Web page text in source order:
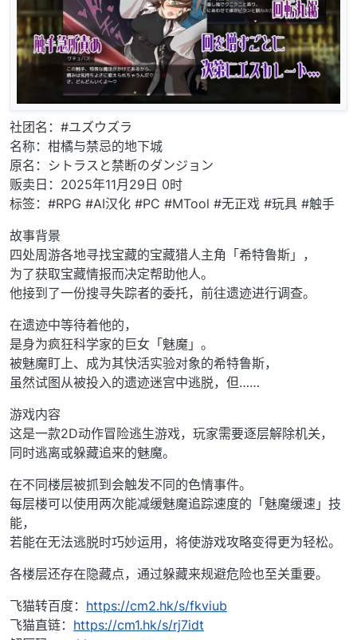
社团名：#ユズウズラ
名称：柑橘与禁忌的地下城
原名：シトラスと禁断のダンジョン
贩卖日：2025年11月29日 0时
标签：#RPG #AI汉化 #PC #MTool #无正戏 #玩具 #触手
故事背景
四处周游各地寻找宝藏的宝藏猎人主角「希特鲁斯」，
为了获取宝藏情报而决定帮助他人。
他接到了一份搜寻失踪者的委托，前往遗迹进行调查。
在遗迹中等待着他的，
是身为疯狂科学家的巨女「魅魔」。
被魅魔盯上、成为其快活实验对象的希特鲁斯，
虽然试图从被投入的遗迹迷宫中逃脱，但……
游戏内容
这是一款2D动作冒险逃生游戏，玩家需要逐层解除机关，
同时逃离或躲藏追来的魅魔。
在不同楼层被抓到会触发不同的色情事件。
每层楼可以使用两次能减缓魅魔追踪速度的「魅魔缓速」技
能，
若能在无法逃脱时巧妙运用，将使游戏攻略变得更为轻松。
各楼层还存在隐藏点，通过躲藏来规避危险也至关重要。
飞猫转百度： https://cm2.hk/s/fkviub
飞猫直链： https://cm1.hk/s/rj7idt